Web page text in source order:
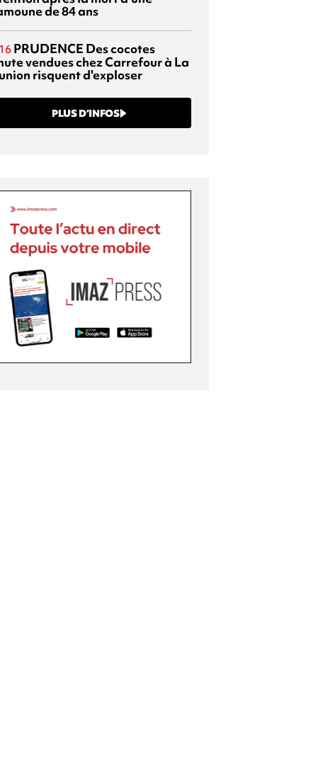
de 84 ans
PRUDENCE Des cocotes
vendues chez Carrefour à La
risquent d'exploser
PLUS D’INFOS